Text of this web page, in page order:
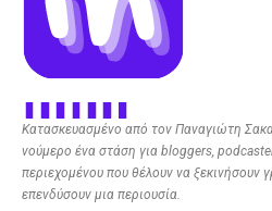
Κατασκευασμένο από τον Παναγιώτη
νούμερο ένα στάση για bloggers,
περιεχομένου που θέλουν να ξεκινήσουν
επενδύσουν μια περιουσία.